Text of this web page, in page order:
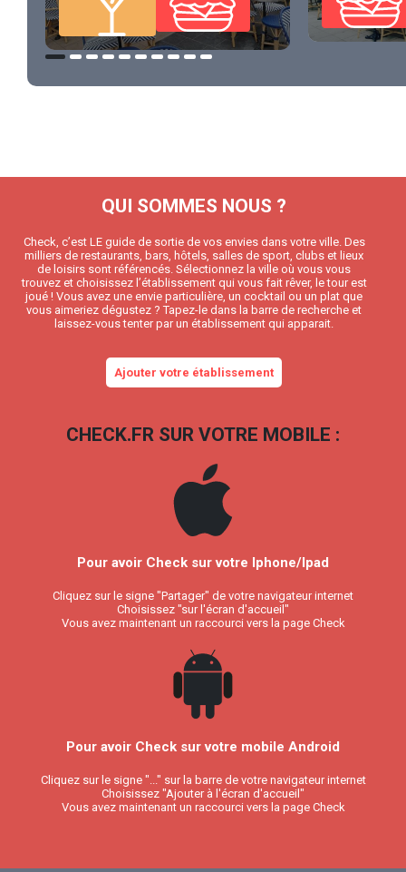
QUI SOMMES NOUS ?
Check, c’est LE guide de sortie de vos envies dans votre ville. Des
milliers de restaurants, bars, hôtels, salles de sport, clubs et lieux
de loisirs sont référencés. Sélectionnez la ville où vous vous
trouvez et choisissez l’établissement qui vous fait rêver, le tour est
joué ! Vous avez une envie particulière, un cocktail ou un plat que
vous aimeriez dégustez ? Tapez-le dans la barre de recherche et
laissez-vous tenter par un établissement qui apparait.
Ajouter votre établissement
CHECK.FR SUR VOTRE MOBILE :
Pour avoir Check sur votre Iphone/Ipad
Cliquez sur le signe "Partager" de votre navigateur internet
Choisissez "sur l'écran d'accueil"
Vous avez maintenant un raccourci vers la page Check
Pour avoir Check sur votre mobile Android
Cliquez sur le signe "..." sur la barre de votre navigateur internet
Choisissez "Ajouter à l'écran d'accueil"
Vous avez maintenant un raccourci vers la page Check